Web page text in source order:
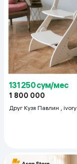
131 250 сум/мес
1 800 000
Друг Кузя Павлин , ivory